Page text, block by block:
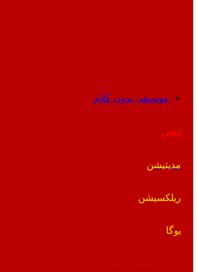
موسیقی بدون کلام
ذهنی
مدیتیشن
ریلکسیشن
یوگا